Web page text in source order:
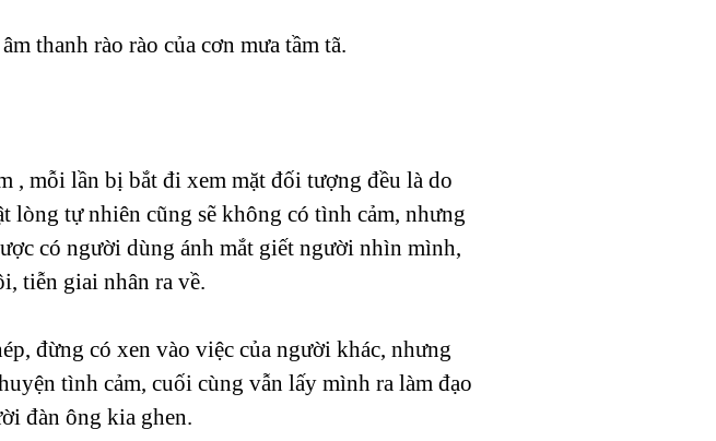
thanh rào rào của cơn mưa tầm tã.
, mỗi lần bị bắt đi xem mặt đối tượng đều là do
tự nhiên cũng sẽ không có tình cảm, nhưng
có người dùng ánh mắt giết người nhìn mình,
tiễn giai nhân ra về.
đừng có xen vào việc của người khác, nhưng
tình cảm, cuối cùng vẫn lấy mình ra làm đạo
đàn ông kia ghen.